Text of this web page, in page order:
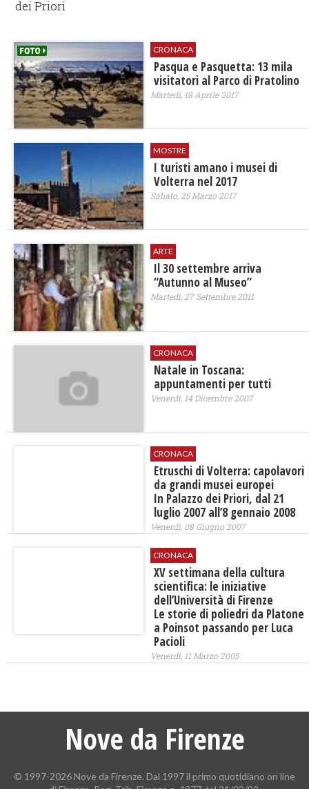
dei Priori
CRONACA
Pasqua e Pasquetta: 13 mila
visitatori al Parco di Pratolino
Martedì, 18 Aprile 2017
MOSTRE
I turisti amano i musei di
Volterra nel 2017
Sabato, 25 Marzo 2017
ARTE
Il 30 settembre arriva
“Autunno al Museo”
Martedì, 27 Settembre 2011
CRONACA
Natale in Toscana:
appuntamenti per tutti
Venerdì, 14 Dicembre 2007
CRONACA
Etruschi di Volterra: capolavori
da grandi musei europei
In Palazzo dei Priori, dal 21
luglio 2007 all’8 gennaio 2008
Venerdì, 08 Giugno 2007
CRONACA
XV settimana della cultura
scientifica: le iniziative
dell’Università di Firenze
Le storie di poliedri da Platone
a Poinsot passando per Luca
Pacioli
Venerdì, 11 Marzo 2005
Nove da Firenze
© 1997-2026 Nove da Firenze. Dal 1997 il primo quotidiano on line